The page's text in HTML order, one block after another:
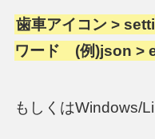
歯車アイコン >
ワード (例)json >
もしくはWindows/